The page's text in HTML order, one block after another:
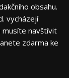
obsahu.
vycházejí
musíte navštívit
zdarma ke